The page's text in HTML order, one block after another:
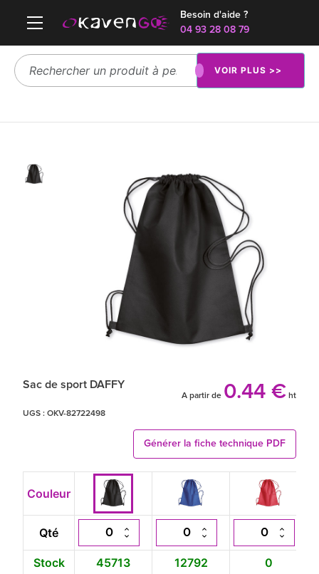
Besoin d'aide ?
04 93 28 08 79
VOIR PLUS >>
Sac de sport DAFFY
A partir de 0.44 € ht
UGS : OKV-82722498
Générer la fiche technique PDF
Couleur
Qté
Stock 45713 12792 0